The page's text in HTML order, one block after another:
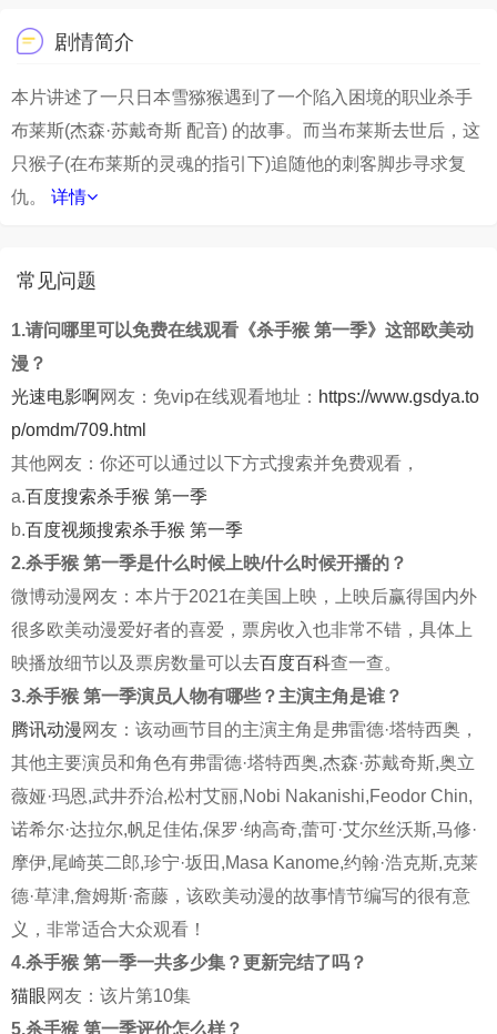
剧情简介
本片讲述了一只日本雪猕猴遇到了一个陷入困境的职业杀手
布莱斯(杰森·苏戴奇斯 配音) 的故事。而当布莱斯去世后，这
只猴子(在布莱斯的灵魂的指引下)追随他的刺客脚步寻求复
仇。
详情
常见问题
1.请问哪里可以免费在线观看《杀手猴 第一季》这部欧美动
漫？
光速电影啊网友：免vip在线观看地址： https://www.gsdya.to
p/omdm/709.html
其他网友：你还可以通过以下方式搜索并免费观看，
a.百度搜索杀手猴 第一季
b.百度视频搜索杀手猴 第一季
2.杀手猴 第一季是什么时候上映/什么时候开播的？
微博动漫网友：本片于2021在美国上映，上映后赢得国内外
很多欧美动漫爱好者的喜爱，票房收入也非常不错，具体上
映播放细节以及票房数量可以去百度百科查一查。
3.杀手猴 第一季演员人物有哪些？主演主角是谁？
腾讯动漫网友：该动画节目的主演主角是弗雷德·塔特西奥，
其他主要演员和角色有弗雷德·塔特西奥,杰森·苏戴奇斯,奥立
薇娅·玛恩,武井乔治,松村艾丽,Nobi Nakanishi,Feodor Chin,
诺希尔·达拉尔,帆足佳佑,保罗·纳高奇,蕾可·艾尔丝沃斯,马修·
摩伊,尾崎英二郎,珍宁·坂田,Masa Kanome,约翰·浩克斯,克莱
德·草津,詹姆斯·斋藤，该欧美动漫的故事情节编写的很有意
义，非常适合大众观看！
4.杀手猴 第一季一共多少集？更新完结了吗？
猫眼网友：该片第10集
5.杀手猴 第一季评价怎么样？